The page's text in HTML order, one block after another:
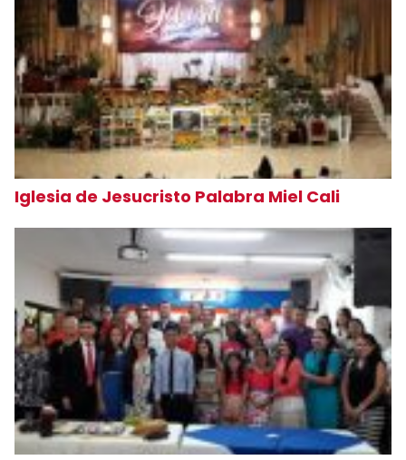
Iglesia de Jesucristo Palabra Miel Cali